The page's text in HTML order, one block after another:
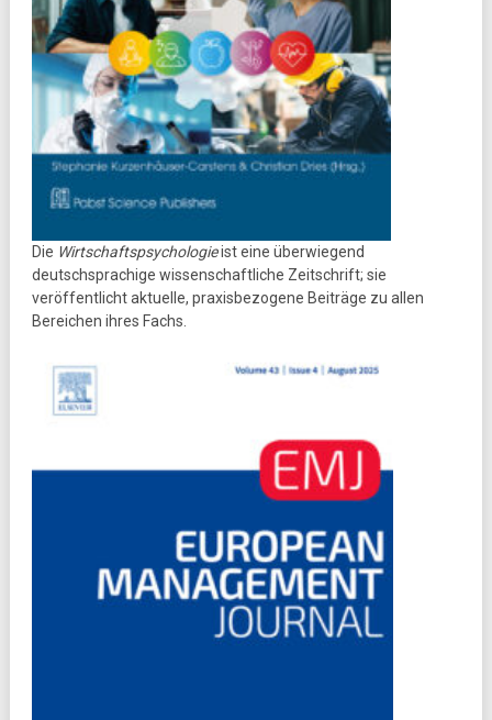
Die Wirtschaftspsychologieist eine überwiegend
deutschsprachige wissenschaftliche Zeitschrift; sie
veröffentlicht aktuelle, praxisbezogene Beiträge zu allen
Bereichen ihres Fachs.